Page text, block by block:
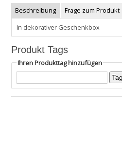
Beschreibung
Frage zum Produkt
In dekorativer Geschenkbox
Produkt Tags
Ihren Produkttag hinzufügen